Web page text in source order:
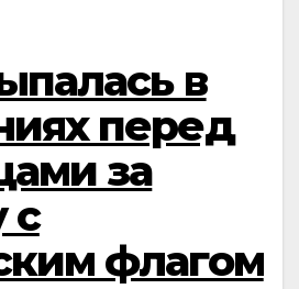
в
перед
за
с
флагом